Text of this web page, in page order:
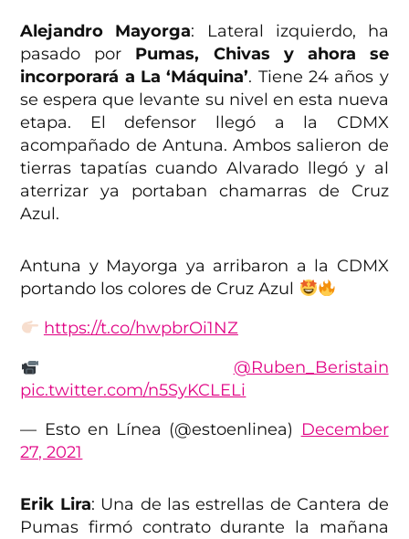
Alejandro Mayorga: Lateral izquierdo, ha
pasado por Pumas, Chivas y ahora se
incorporará a La ‘Máquina’. Tiene 24 años y
se espera que levante su nivel en esta nueva
etapa. El defensor llegó a la CDMX
acompañado de Antuna. Ambos salieron de
tierras tapatías cuando Alvarado llegó y al
aterrizar ya portaban chamarras de Cruz
Azul.
Antuna y Mayorga ya arribaron a la CDMX
portando los colores de Cruz Azul
https://t.co/hwpbrOi1NZ
@Ruben_Beristain
pic.twitter.com/n5SyKCLELi
— Esto en Línea (@estoenlinea) December
27, 2021
Erik Lira: Una de las estrellas de Cantera de
Pumas firmó contrato durante la mañana